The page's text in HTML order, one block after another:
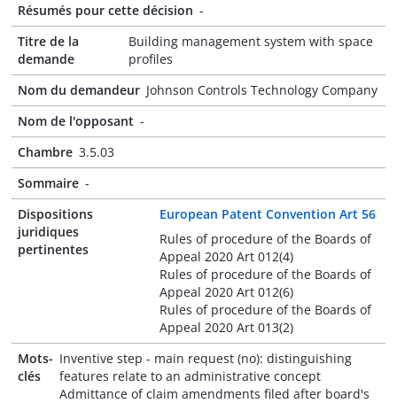
Résumés pour cette décision -
Titre de la
demande
Building management system with space
profiles
Nom du demandeur Johnson Controls Technology Company
Nom de l'opposant -
Chambre 3.5.03
Sommaire -
Dispositions
juridiques
pertinentes
European Patent Convention Art 56
Rules of procedure of the Boards of
Appeal 2020 Art 012(4)
Rules of procedure of the Boards of
Appeal 2020 Art 012(6)
Rules of procedure of the Boards of
Appeal 2020 Art 013(2)
Mots-
clés
Inventive step - main request (no): distinguishing
features relate to an administrative concept
Admittance of claim amendments filed after board's